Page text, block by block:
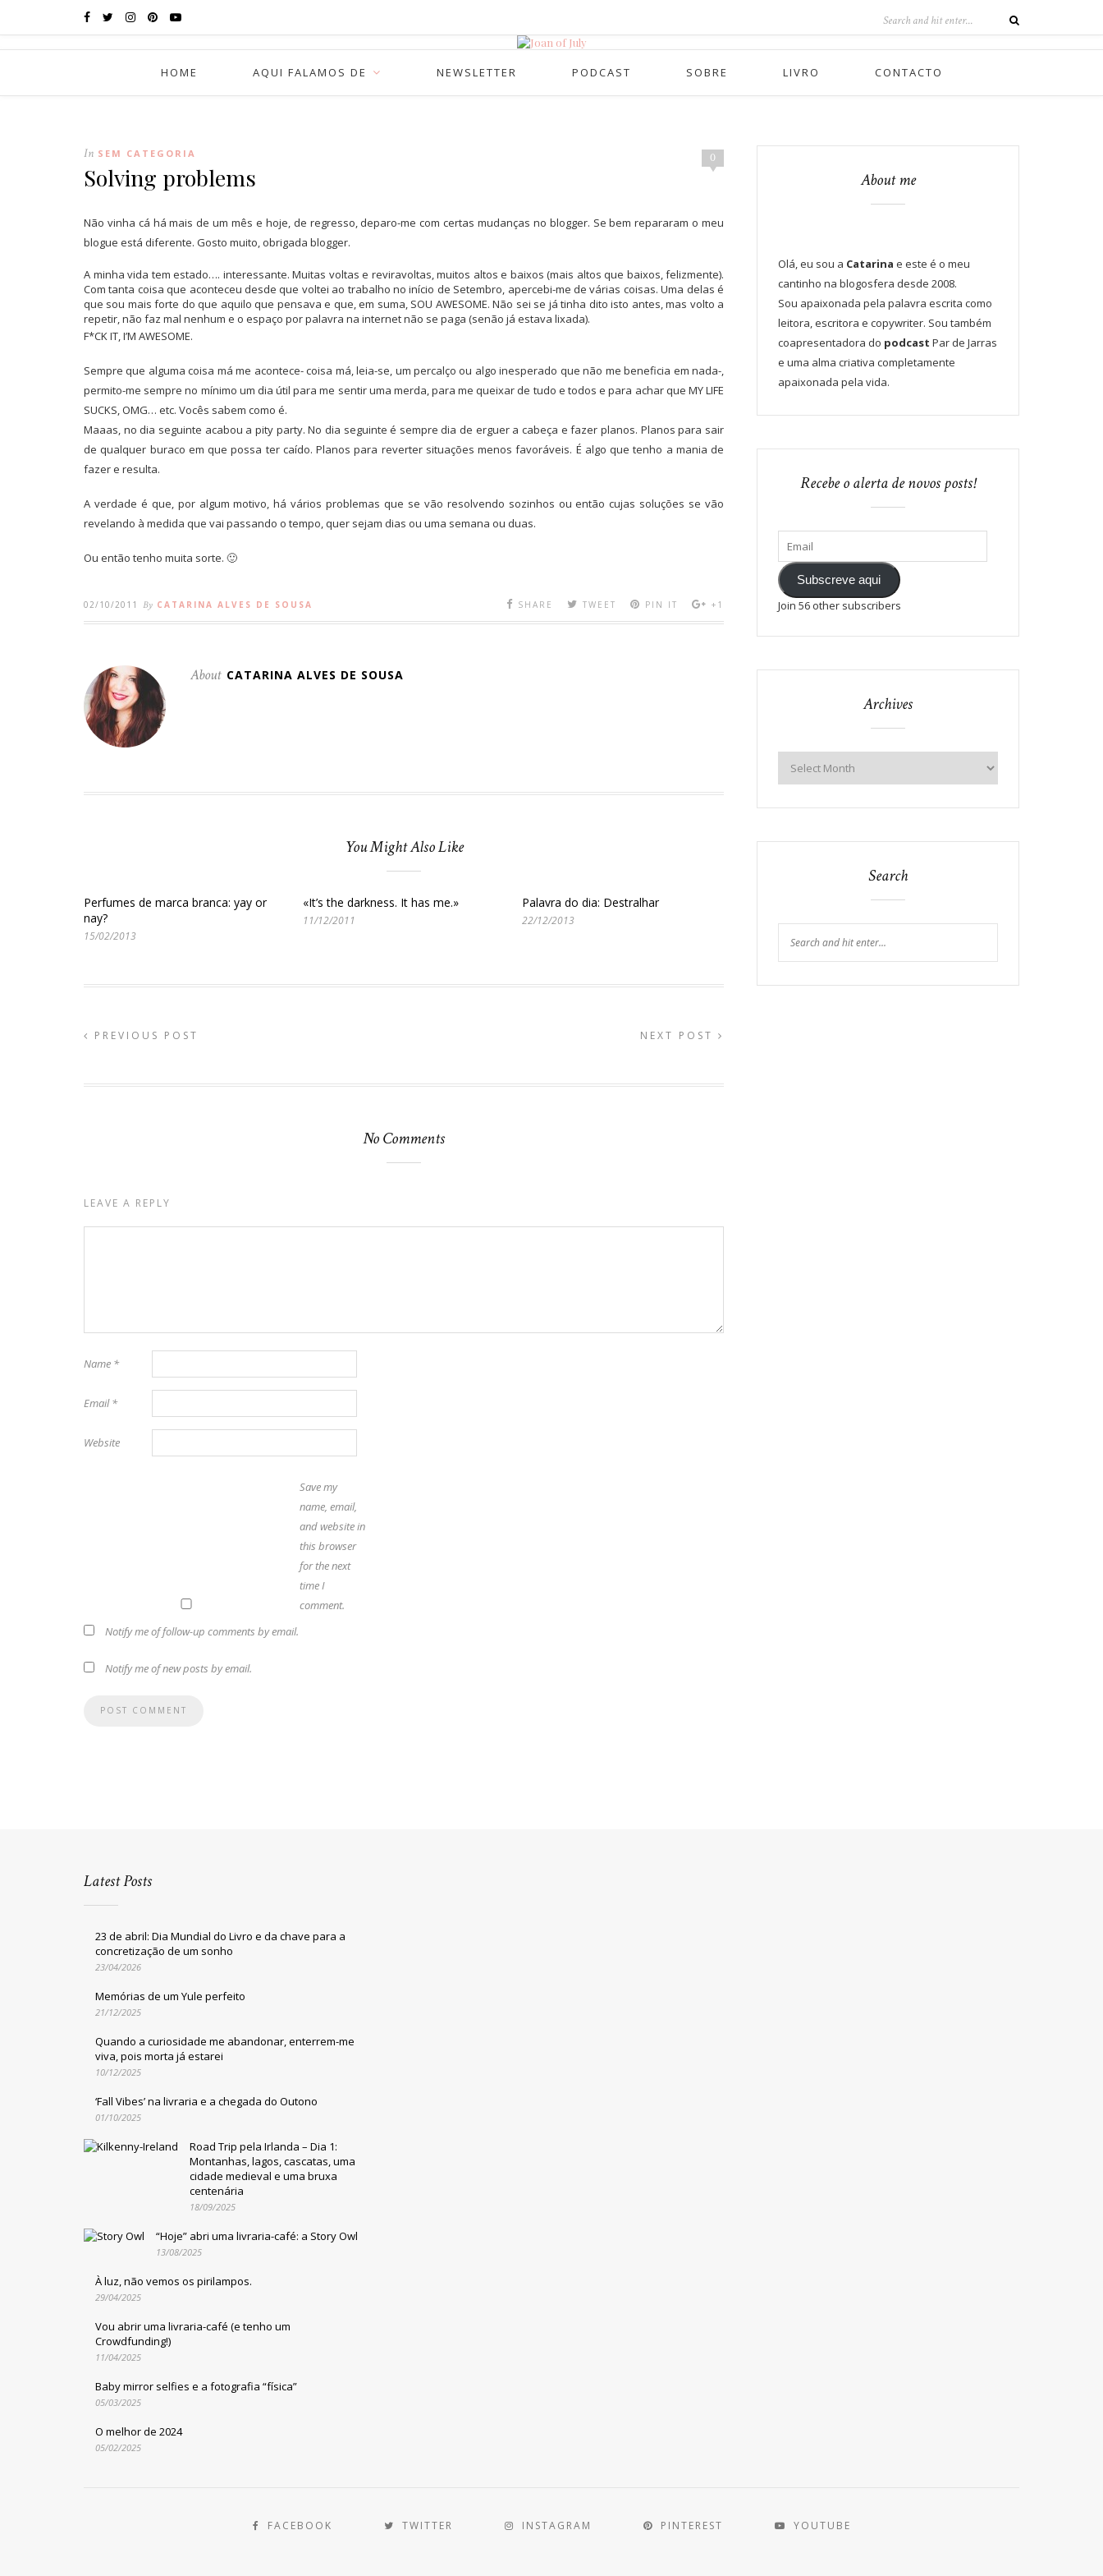
HOME AQUI FALAMOS DE NEWSLETTER PODCAST SOBRE LIVRO CONTACTO
0
In SEM CATEGORIA
Solving problems
Não vinha cá há mais de um mês e hoje, de regresso, deparo-me com certas mudanças no blogger. Se bem repararam o meu
blogue está diferente. Gosto muito, obrigada blogger.
A minha vida tem estado…. interessante. Muitas voltas e reviravoltas, muitos altos e baixos (mais altos que baixos, felizmente).
Com tanta coisa que aconteceu desde que voltei ao trabalho no início de Setembro, apercebi-me de várias coisas. Uma delas é
que sou mais forte do que aquilo que pensava e que, em suma, SOU AWESOME. Não sei se já tinha dito isto antes, mas volto a
repetir, não faz mal nenhum e o espaço por palavra na internet não se paga (senão já estava lixada).
F*CK IT, I’M AWESOME.
Sempre que alguma coisa má me acontece- coisa má, leia-se, um percalço ou algo inesperado que não me beneficia em nada-,
permito-me sempre no mínimo um dia útil para me sentir uma merda, para me queixar de tudo e todos e para achar que MY LIFE
SUCKS, OMG… etc. Vocês sabem como é.
Maaas, no dia seguinte acabou a pity party. No dia seguinte é sempre dia de erguer a cabeça e fazer planos. Planos para sair
de qualquer buraco em que possa ter caído. Planos para reverter situações menos favoráveis. É algo que tenho a mania de
fazer e resulta.
A verdade é que, por algum motivo, há vários problemas que se vão resolvendo sozinhos ou então cujas soluções se vão
revelando à medida que vai passando o tempo, quer sejam dias ou uma semana ou duas.
Ou então tenho muita sorte. 🙂
02/10/2011 By CATARINA ALVES DE SOUSA SHARE TWEET PIN IT +1
About CATARINA ALVES DE SOUSA
You Might Also Like
Perfumes de marca branca: yay or
nay?
15/02/2013
«It’s the darkness. It has me.»
11/12/2011
Palavra do dia: Destralhar
22/12/2013
PREVIOUS POST NEXT POST
No Comments
LEAVE A REPLY
Name *
Email*
Website
Save my
name, email,
and website in
this browser
for the next
time I
comment.
Notify me of follow-up comments by email.
Notify me of new posts by email.
About me
Olá, eu sou a Catarina e este é o meu
cantinho na blogosfera desde 2008.
Sou apaixonada pela palavra escrita como
leitora, escritora e copywriter. Sou também
coapresentadora do podcast Par de Jarras
e uma alma criativa completamente
apaixonada pela vida.
Recebe o alerta de novos posts!
Subscreve aqui
Join 56 other subscribers
Archives
Search
Latest Posts
23 de abril: Dia Mundial do Livro e da chave para a
concretização de um sonho
23/04/2026
Memórias de um Yule perfeito
21/12/2025
Quando a curiosidade me abandonar, enterrem-me
viva, pois morta já estarei
10/12/2025
‘Fall Vibes’ na livraria e a chegada do Outono
01/10/2025
Road Trip pela Irlanda – Dia 1:
Montanhas, lagos, cascatas, uma
cidade medieval e uma bruxa
centenária
18/09/2025
“Hoje” abri uma livraria-café: a Story Owl
13/08/2025
À luz, não vemos os pirilampos.
29/04/2025
Vou abrir uma livraria-café (e tenho um
Crowdfunding!)
11/04/2025
Baby mirror selfies e a fotografia “física”
05/03/2025
O melhor de 2024
05/02/2025
FACEBOOK TWITTER INSTAGRAM PINTEREST YOUTUBE